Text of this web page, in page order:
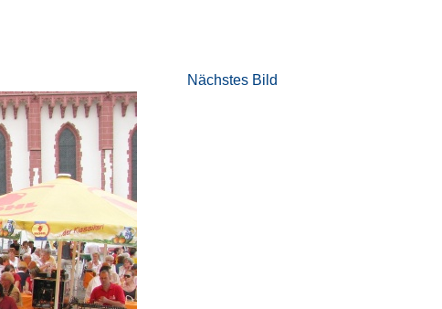
Nächstes Bild